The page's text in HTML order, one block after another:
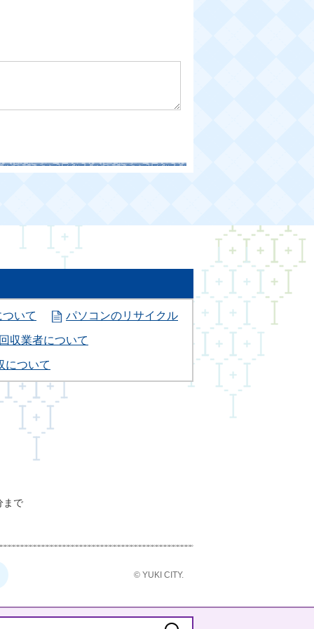
いて パソコンのリサイクル
収業者について
について
まで
© YUKI CITY.